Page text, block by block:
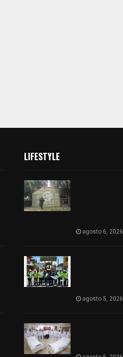
LIFESTYLE
agosto 6, 2026
agosto 5, 2026